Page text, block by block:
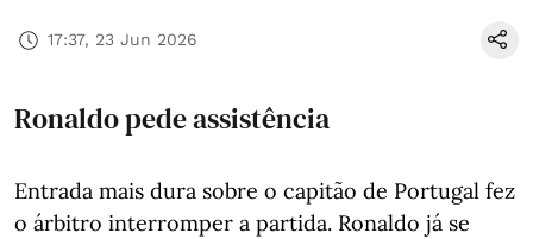
17:37, 23 Jun 2026
Ronaldo pede assistência
Entrada mais dura sobre o capitão de Portugal fez
o árbitro interromper a partida. Ronaldo já se